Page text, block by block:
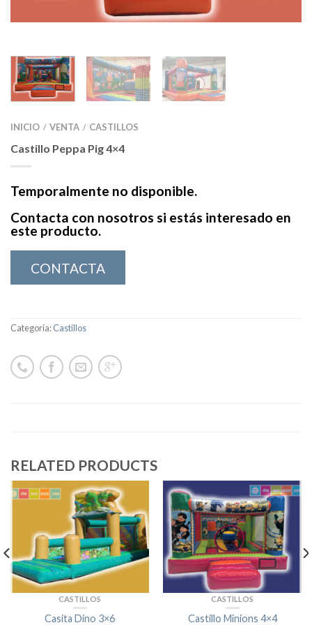
INICIO / VENTA / CASTILLOS
Castillo Peppa Pig 4×4
Temporalmente no disponible.
Contacta con nosotros si estás interesado en
este producto.
CONTACTA
Categoría:Castillos
RELATED PRODUCTS
CASTILLOS
Casita Dino 3×6
CASTILLOS
Castillo Minions 4×4